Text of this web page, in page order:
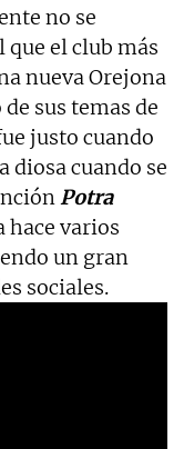
no se
que el club más
nueva Orejona
sus temas de
justo cuando
diosa cuando se
Potra
hace varios
un gran
sociales.